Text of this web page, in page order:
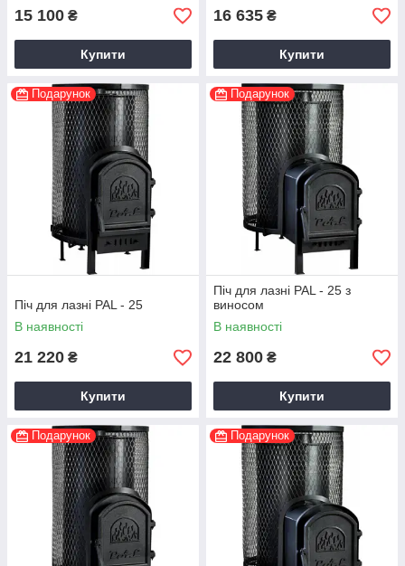
15 100 ₴
Купити
16 635 ₴
Купити
Подарунок
Піч для лазні PAL - 25
В наявності
21 220 ₴
Купити
Подарунок
Піч для лазні PAL - 25 з
виносом
В наявності
22 800 ₴
Купити
Подарунок Подарунок